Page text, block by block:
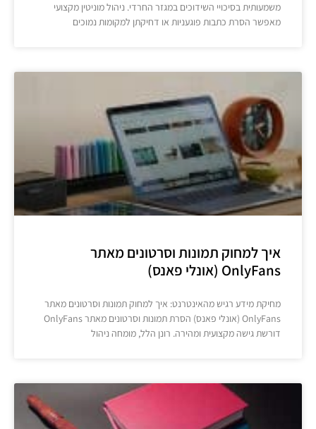
משמעותית בסיכויי השידוכים במגזר החרדי. ניהול מוניטין מקצועי
מאפשר הסרת כתבות פוגעניות או דחיקתן למקומות נמוכים
איך למחוק תמונות וסרטונים מאתר
OnlyFans (אונלי פאנס)
מחיקת מידע רגיש מהאינטרנט: איך למחוק תמונות וסרטונים מאתר
OnlyFans (אונלי פאנס) הסרת תמונות וסרטונים מאתר OnlyFans
דורשת גישה מקצועית ומהירה. רונן הלל, מומחה ניהול